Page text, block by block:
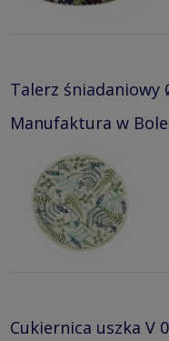
Talerz śniadaniowy
Manufaktura w
Cukiernica uszka V